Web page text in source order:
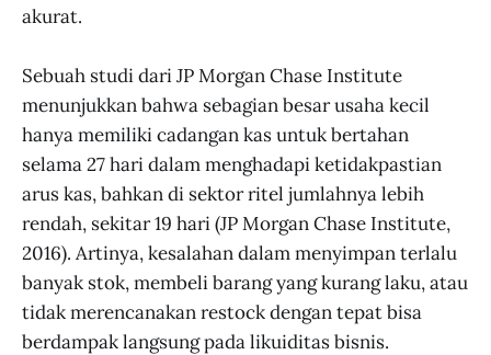
akurat.
Sebuah studi dari JP Morgan Chase Institute
menunjukkan bahwa sebagian besar usaha kecil
hanya memiliki cadangan kas untuk bertahan
selama 27 hari dalam menghadapi ketidakpastian
arus kas, bahkan di sektor ritel jumlahnya lebih
rendah, sekitar 19 hari (JP Morgan Chase Institute,
2016). Artinya, kesalahan dalam menyimpan terlalu
banyak stok, membeli barang yang kurang laku, atau
tidak merencanakan restock dengan tepat bisa
berdampak langsung pada likuiditas bisnis.